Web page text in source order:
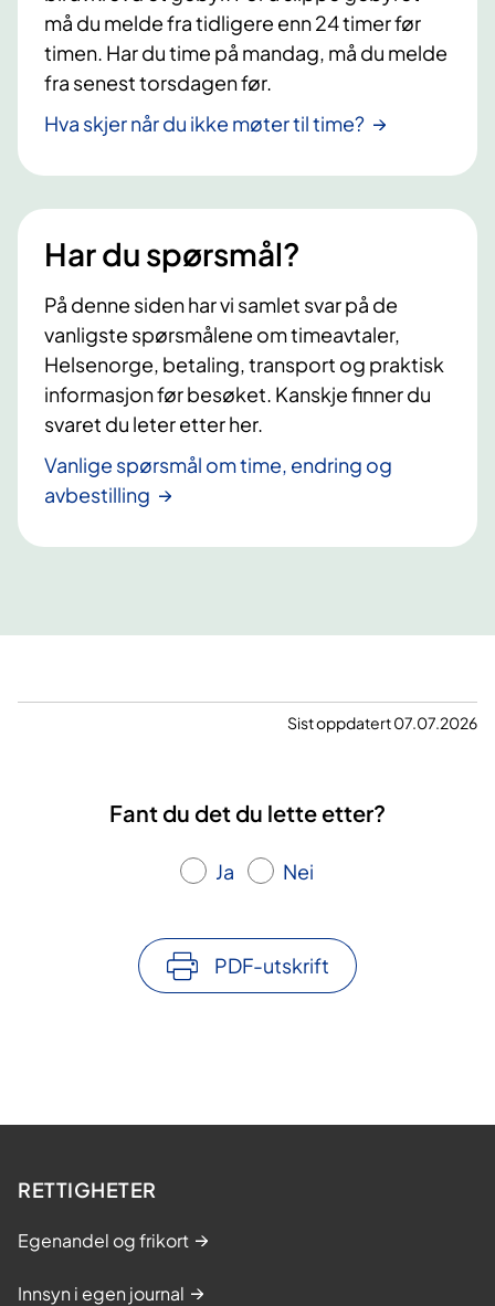
må du melde fra tidligere enn 24 timer før
timen. Har du time på mandag, må du melde
fra senest torsdagen før.
Hva skjer når du ikke møter til time?
Har du spørsmål?
På denne siden har vi samlet svar på de
vanligste spørsmålene om timeavtaler,
Helsenorge, betaling, transport og praktisk
informasjon før besøket. Kanskje finner du
svaret du leter etter her.
Vanlige spørsmål om time, endring og
avbestilling
Sist oppdatert 07.07.2026
Fant du det du lette etter?
Ja Nei
PDF-utskrift
RETTIGHETER
Egenandel og frikort
Innsyn i egen journal